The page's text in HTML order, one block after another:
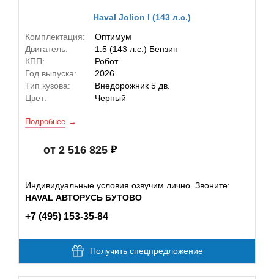
Haval Jolion I (143 л.с.)
Комплектация:
Оптимум
Двигатель:
1.5 (143 л.с.) Бензин
КПП:
Робот
Год выпуска:
2026
Тип кузова:
Внедорожник 5 дв.
Цвет:
Черный
Подробнее
от 2 516 825
Индивидуальные условия озвучим лично. Звоните:
HAVAL АВТОРУСЬ БУТОВО
+7 (495) 153-35-84
Получить спецпредложение